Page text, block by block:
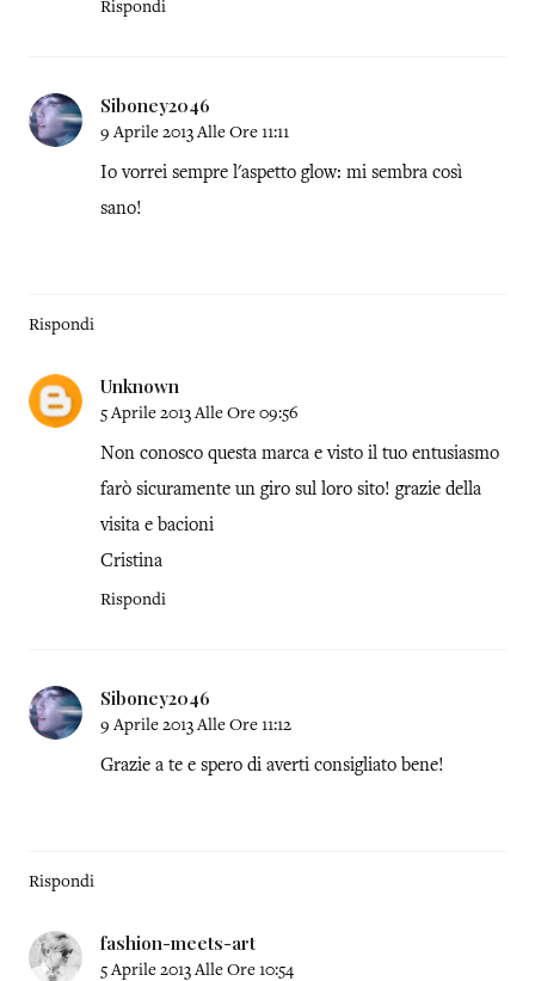
Rispondi
Siboney2046
9 Aprile 2013 Alle Ore 11:11
Io vorrei sempre l'aspetto glow: mi sembra così
sano!
Rispondi
Unknown
5 Aprile 2013 Alle Ore 09:56
Non conosco questa marca e visto il tuo entusiasmo
farò sicuramente un giro sul loro sito! grazie della
visita e bacioni
Cristina
Rispondi
Siboney2046
9 Aprile 2013 Alle Ore 11:12
Grazie a te e spero di averti consigliato bene!
Rispondi
fashion-meets-art
5 Aprile 2013 Alle Ore 10:54